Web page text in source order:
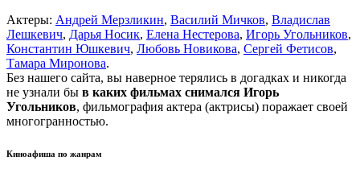
Актеры: Андрей Мерзликин, Василий Мичков, Владислав
Лешкевич, Дарья Носик, Елена Нестерова, Игорь Угольников,
Константин Юшкевич, Любовь Новикова, Сергей Фетисов,
Тамара Миронова.
Без нашего сайта, вы наверное терялись в догадках и никогда
не узнали бы в каких фильмах снимался Игорь
Угольников, фильмография актера (актрисы) поражает своей
многогранностью.
Киноафиша по жанрам